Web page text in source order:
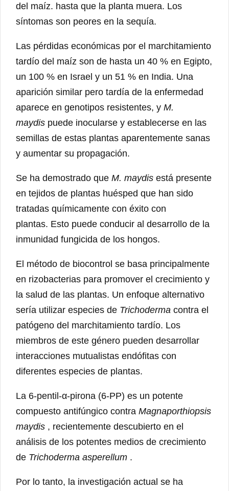
del maíz. hasta que la planta muera. Los
síntomas son peores en la sequía.
Las pérdidas económicas por el marchitamiento
tardío del maíz son de hasta un 40 % en Egipto,
un 100 % en Israel y un 51 % en India. Una
aparición similar pero tardía de la enfermedad
aparece en genotipos resistentes, y M.
maydis puede inocularse y establecerse en las
semillas de estas plantas aparentemente sanas
y aumentar su propagación.
Se ha demostrado que M. maydis está presente
en tejidos de plantas huésped que han sido
tratadas químicamente con éxito con
plantas. Esto puede conducir al desarrollo de la
inmunidad fungicida de los hongos.
El método de biocontrol se basa principalmente
en rizobacterias para promover el crecimiento y
la salud de las plantas. Un enfoque alternativo
sería utilizar especies de Trichoderma contra el
patógeno del marchitamiento tardío. Los
miembros de este género pueden desarrollar
interacciones mutualistas endófitas con
diferentes especies de plantas.
La 6-pentil-α-pirona (6-PP) es un potente
compuesto antifúngico contra Magnaporthiopsis
maydis , recientemente descubierto en el
análisis de los potentes medios de crecimiento
de Trichoderma asperellum .
Por lo tanto, la investigación actual se ha